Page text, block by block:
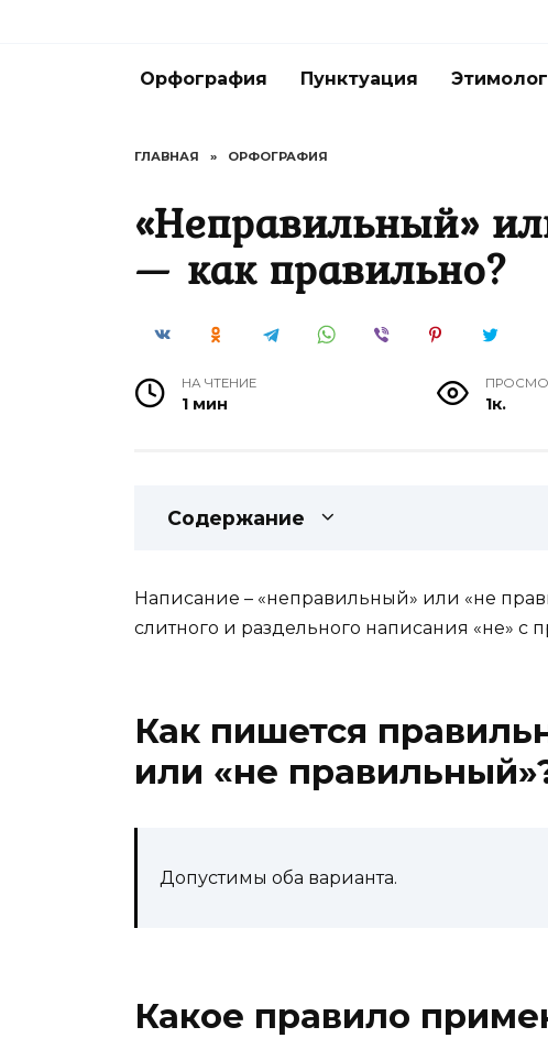
Орфография Пунктуация
ГЛАВНАЯ » ОРФОГРАФИЯ
«Неправильный»
— как правильно?
НА ЧТЕНИЕ
1 мин 1к.
Содержание
Написание – «неправильный» или «не
слитного и раздельного написания «не» с
Как пишется
или «не
Допустимы оба варианта.
Какое правило